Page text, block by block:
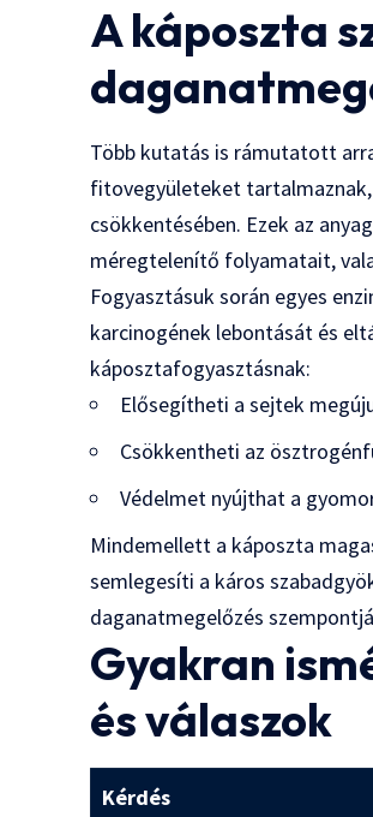
A káposzta
Több kutatás is rámutatott
fitovegyületeket
csökkentésében. Ezek az
méregtelenítő folyamatait,
Fogyasztásuk során egyes
karcinogének lebontását és
káposztafogyasztásnak:
Elősegítheti a sejtek
Csökkentheti az
Védelmet nyújthat a
Mindemellett a káposzta
semlegesíti a káros
daganatmegelőzés
Gyakran
és válaszok
Kérdés